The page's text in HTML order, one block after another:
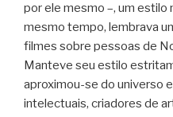
por ele mesmo –, um estilo
mesmo tempo, lembrava
filmes sobre pessoas de
Manteve seu estilo
aproximou-se do universo
intelectuais, criadores de